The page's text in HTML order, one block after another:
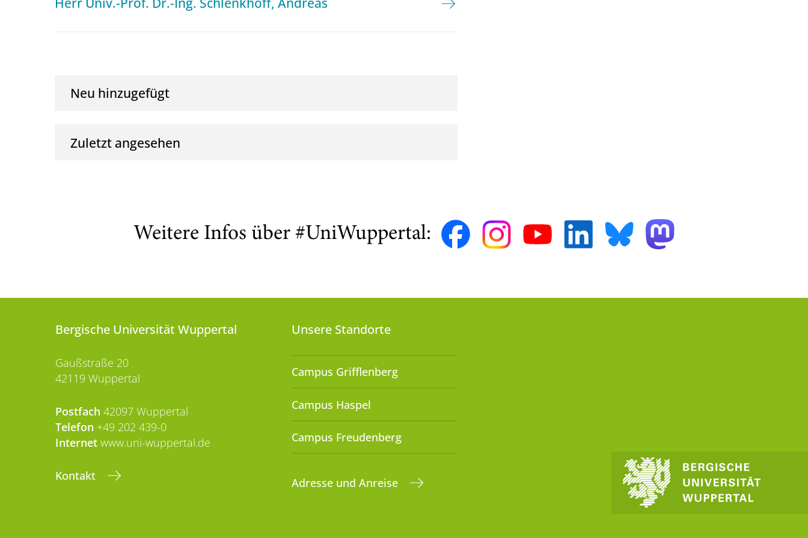
Neu hinzugefügt
Zuletzt angesehen
Weitere Infos über #UniWuppertal:
Bergische Universität Wuppertal
Gaußstraße 20
42119 Wuppertal
Postfach 42097 Wuppertal
Telefon +49 202 439-0
Internet www.uni-wuppertal.de
Kontakt
Unsere Standorte
Campus Grifflenberg
Campus Haspel
Campus Freudenberg
Adresse und Anreise